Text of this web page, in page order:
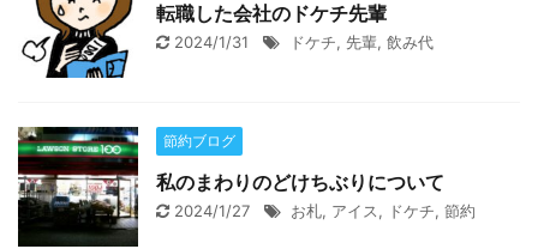
転職した会社のドケチ先輩
2024/1/31 ドケチ, 先輩, 飲み代
節約ブログ
私のまわりのどけちぶりについて
2024/1/27 お札, アイス, ドケチ, 節約